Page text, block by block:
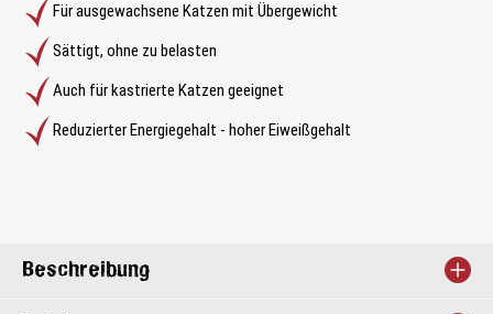
Für ausgewachsene Katzen mit Übergewicht
Sättigt, ohne zu belasten
Auch für kastrierte Katzen geeignet
Reduzierter Energiegehalt - hoher Eiweißgehalt
Beschreibung